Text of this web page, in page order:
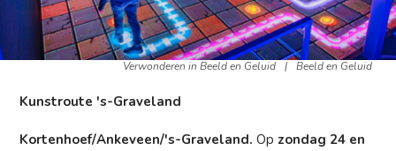
Verwonderen in Beeld en Geluid | Beeld en Geluid
Kunstroute 's-Graveland
Kortenhoef/Ankeveen/'s-Graveland. Op zondag 24 en